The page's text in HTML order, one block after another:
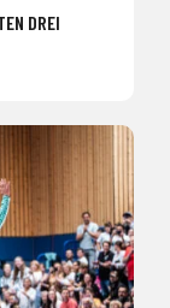
DREI